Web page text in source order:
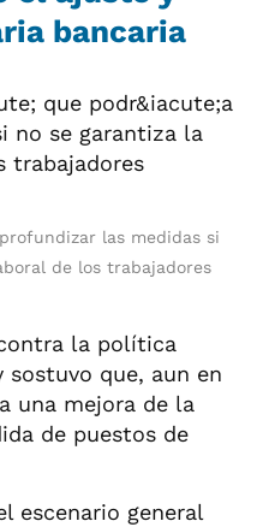
bancaria
las medidas si
de los trabajadores
la política
sostuvo que, aun en
una mejora de la
de puestos de
escenario general